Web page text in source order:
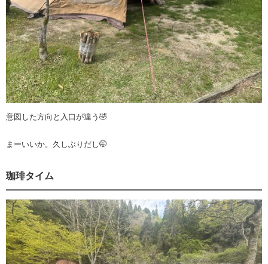
意図した方向と入口が違う🤣
まーいいか。久しぶりだし🤭
珈琲タイム